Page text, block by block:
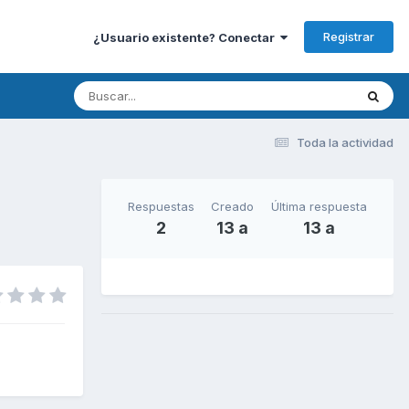
¿Usuario existente? Conectar Registrar
Toda la actividad
Respuestas
2
Creado
13 a
Última respuesta
13 a